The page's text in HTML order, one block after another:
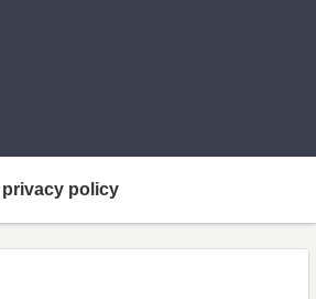
privacy policy